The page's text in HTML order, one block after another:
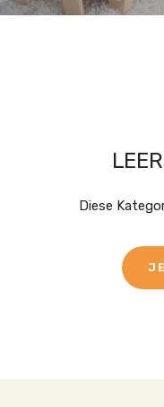
Diese